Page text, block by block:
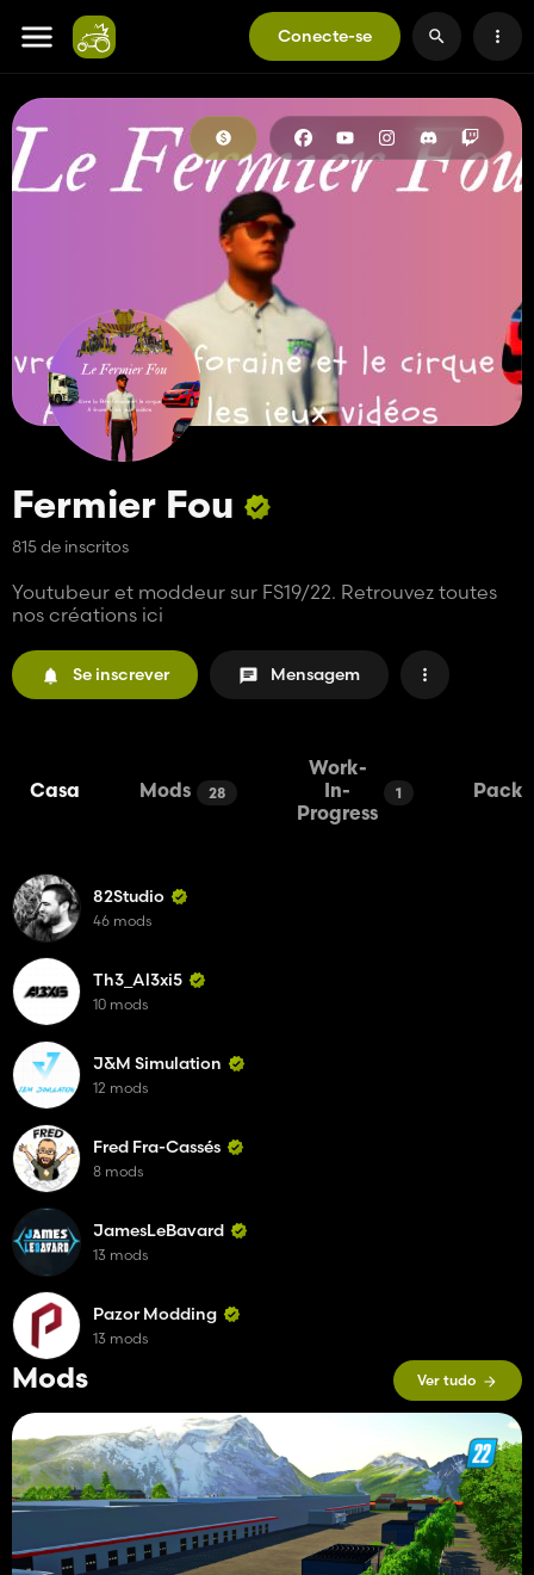
Conecte-se
Fermier Fou
815 de inscritos
Youtubeur et moddeur sur FS19/22. Retrouvez toutes
nos créations ici
Se inscrever Mensagem
Casa Mods 28
Work-
In-
Progress
1 Packs
Mods Ver tudo
82Studio
46 mods
Th3_Al3xi5
10 mods
J&M Simulation
12 mods
Fred Fra-Cassés
8 mods
JamesLeBavard
13 mods
Pazor Modding
13 mods